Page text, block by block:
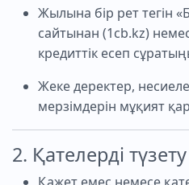
Жылына бір рет тегін
сайтынан (1cb.kz)
кредиттік есеп
Жеке деректер,
мерзімдерін мұқият
2. Қателерді түзету